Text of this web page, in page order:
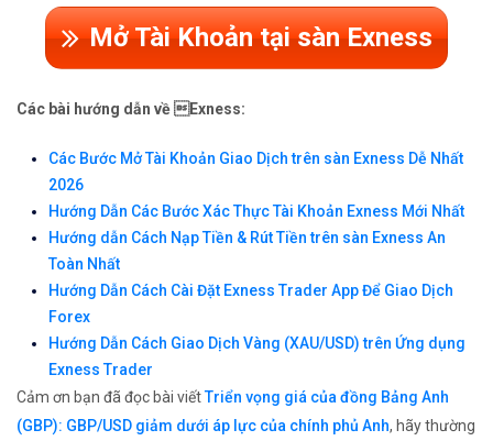
Mở Tài Khoản tại sàn Exness
Các bài hướng dẫn về Exness:
Các Bước Mở Tài Khoản Giao Dịch trên sàn Exness Dễ Nhất
2026
Hướng Dẫn Các Bước Xác Thực Tài Khoản Exness Mới Nhất
Hướng dẫn Cách Nạp Tiền & Rút Tiền trên sàn Exness An
Toàn Nhất
Hướng Dẫn Cách Cài Đặt Exness Trader App Để Giao Dịch
Forex
Hướng Dẫn Cách Giao Dịch Vàng (XAU/USD) trên Ứng dụng
Exness Trader
Cảm ơn bạn đã đọc bài viếtTriển vọng giá của đồng Bảng Anh
(GBP): GBP/USD giảm dưới áp lực của chính phủ Anh, hãy thường